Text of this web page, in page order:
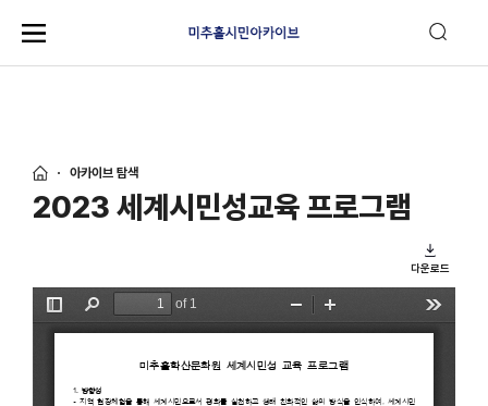
아카이브 탐색
2023 세계시민성교육 프로그램
다운로드